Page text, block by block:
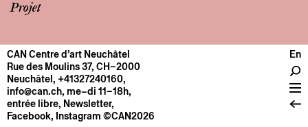
Projet
CENTRE
Infos pratiques
Fonctionnement
À propos
CAN Centre d’art Neuchâtel
Rue des Moulins 37, CH–2000
Neuchâtel, +41327240160,
info@can.ch, me–di 11–18h,
entrée libre, Newsletter,
Facebook, Instagram ©CAN2026
En